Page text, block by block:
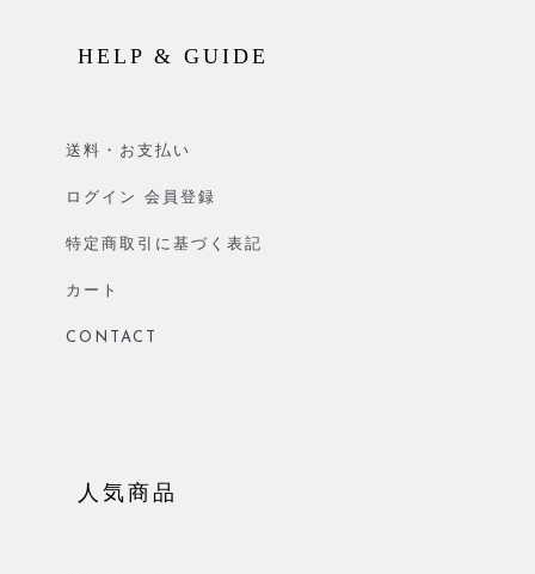
HELP & GUIDE
送料・お支払い
ログイン 会員登録
特定商取引に基づく表記
カート
CONTACT
人気商品